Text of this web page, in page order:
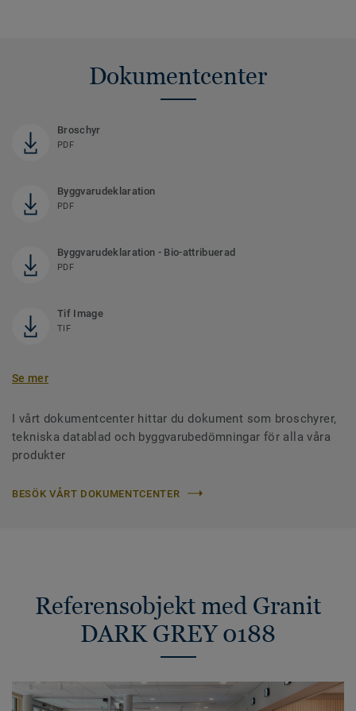
Dokumentcenter
Broschyr
PDF
Byggvarudeklaration
PDF
Byggvarudeklaration - Bio-attribuerad
PDF
Tif Image
TIF
Se mer
I vårt dokumentcenter hittar du dokument som broschyrer,
tekniska datablad och byggvarubedömningar för alla våra
produkter
BESÖK VÅRT DOKUMENTCENTER
Referensobjekt med Granit
DARK GREY 0188